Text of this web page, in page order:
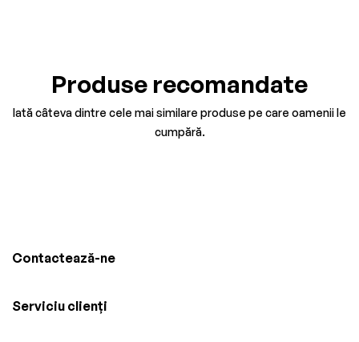
Produse recomandate
Iată câteva dintre cele mai similare produse pe care oamenii le
cumpără.
Contactează-ne
Serviciu clienți